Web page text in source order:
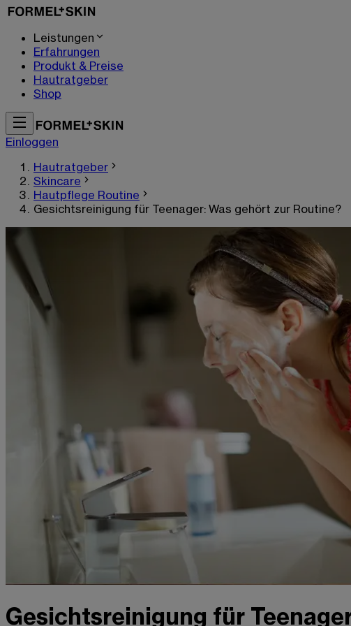
Leistungen
Erfahrungen
Produkt & Preise
Hautratgeber
Shop
Einloggen
Hautratgeber
Skincare
Hautpflege Routine
Gesichtsreinigung für Teenager: Was gehört zur Routine?
Gesichtsreinigung für